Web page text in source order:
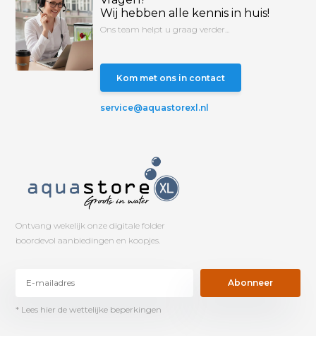
Wij hebben alle kennis in huis!
Ons team helpt u graag verder...
Kom met ons in contact
service@aquastorexl.nl
Ontvang wekelijk onze digitale folder
boordevol aanbiedingen en koopjes.
Abonneer
* Lees hier de wettelijke beperkingen